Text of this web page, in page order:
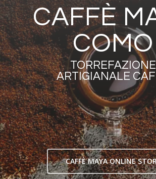
CAFFÈ
COMO
TORREFAZIONE
ARTIGIANALE
CAFFÈ MAYA ONLINE